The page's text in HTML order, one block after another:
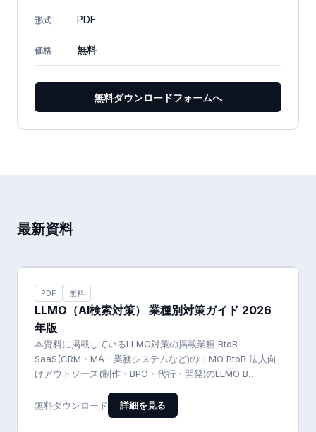
形式 PDF
価格 無料
無料ダウンロードフォームへ
最新資料
PDF 無料
LLMO（AI検索対策） 業種別対策ガイド 2026
年版
本資料に掲載しているLLMO対策の掲載業種 BtoB
SaaS(CRM・MA・業務システムなど)のLLMO BtoB 法人向
けアウトソース(制作・BPO・代行・開発)のLLMO B…
無料ダウンロード 詳細を見る